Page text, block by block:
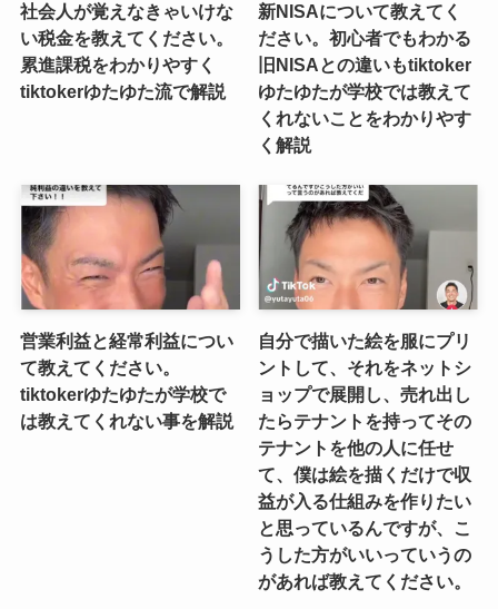
社会人が覚えなきゃいけな
い税金を教えてください。
累進課税をわかりやすく
tiktokerゆたゆた流で解説
新NISAについて教えてく
ださい。初心者でもわかる
旧NISAとの違いもtiktoker
ゆたゆたが学校では教えて
くれないことをわかりやす
く解説
営業利益と経常利益につい
て教えてください。
tiktokerゆたゆたが学校で
は教えてくれない事を解説
自分で描いた絵を服にプリ
ントして、それをネットシ
ョップで展開し、売れ出し
たらテナントを持ってその
テナントを他の人に任せ
て、僕は絵を描くだけで収
益が入る仕組みを作りたい
と思っているんですが、こ
うした方がいいっていうの
があれば教えてください。